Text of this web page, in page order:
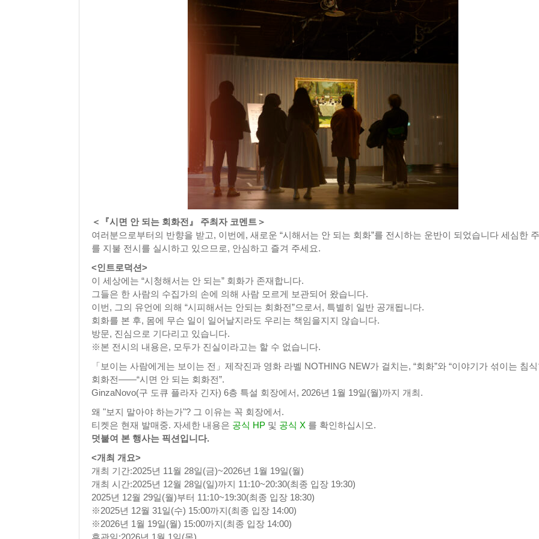
＜『시면 안 되는 회화전』 주최자 코멘트＞
여러분으로부터의 반향을 받고, 이번에, 새로운 “시해서는 안 되는 회화”를 전시하는 운반이 되었습니다 세심한
를 지불 전시를 실시하고 있으므로, 안심하고 즐겨 주세요.
<인트로덕션>
이 세상에는 “시청해서는 안 되는” 회화가 존재합니다.
그들은 한 사람의 수집가의 손에 의해 사람 모르게 보관되어 왔습니다.
이번, 그의 유언에 의해 “시피해서는 안되는 회화전”으로서, 특별히 일반 공개됩니다.
회화를 본 후, 몸에 무슨 일이 일어날지라도 우리는 책임을지지 않습니다.
방문, 진심으로 기다리고 있습니다.
※본 전시의 내용은, 모두가 진실이라고는 할 수 없습니다.
「보이는 사람에게는 보이는 전」제작진과 영화 라벨 NOTHING NEW가 걸치는, “회화”와 “이야기가 섞이는 침
회화전——“시면 안 되는 회화전”.
GinzaNovo(구 도큐 플라자 긴자) 6층 특설 회장에서, 2026년 1월 19일(월)까지 개최.
왜 "보지 말아야 하는가"? 그 이유는 꼭 회장에서.
티켓은 현재 발매중. 자세한 내용은 공식 HP 및 공식 X 를 확인하십시오.
덧붙여 본 행사는 픽션입니다.
<개최 개요>
개최 기간:2025년 11월 28일(금)~2026년 1월 19일(월)
개최 시간:2025년 12월 28일(일)까지 11:10~20:30(최종 입장 19:30)
2025년 12월 29일(월)부터 11:10~19:30(최종 입장 18:30)
※2025년 12월 31일(수) 15:00까지(최종 입장 14:00)
※2026년 1월 19일(월) 15:00까지(최종 입장 14:00)
휴관일:2026년 1월 1일(목)